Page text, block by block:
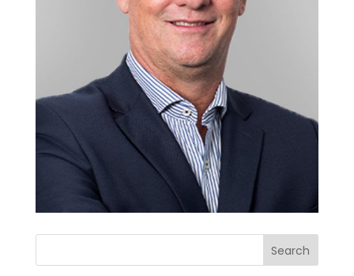
Search